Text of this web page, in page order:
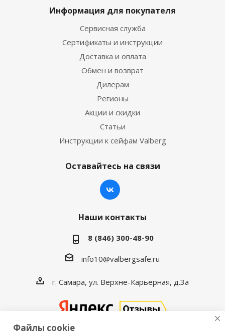
Информация для покупателя
Сервисная служба
Сертификаты и инструкции
Доставка и оплата
Обмен и возврат
Дилерам
Регионы
Акции и скидки
Статьи
Инструкции к сейфам Valberg
Оставайтесь на связи
Наши контакты
8 (846) 300-48-90
info10@valbergsafe.ru
г. Самара, ул. Верхне-Карьерная, д.3а
Файлы cookie